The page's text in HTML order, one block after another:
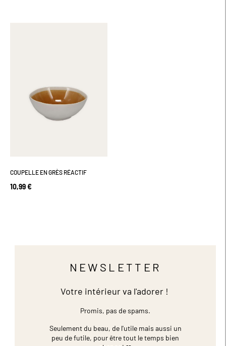
COUPELLE EN GRÈS RÉACTIF
10,99 €
NEWSLETTER
Votre intérieur va l'adorer !
Promis, pas de spams.
Seulement du beau, de l'utile mais aussi un
peu de futile, pour être tout le temps bien